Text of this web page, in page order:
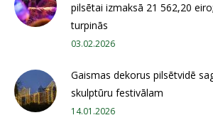
pilsētai izmaksā 21 562,20
turpinās
03.02.2026
Gaismas dekorus pilsētvidē
skulptūru festivālam
14.01.2026